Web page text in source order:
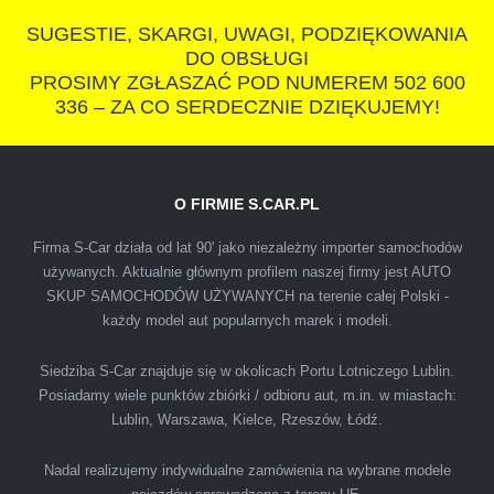
polecam s-car.pl
IZA
Polecam firmę s-car ze Świdnika. Dawno nie
podejściem. Szybko, sprawnie, w miłej
atmosferze. Nie wiedziałem, że sprzedaż
samochodu może być załatwiona tak
warunkach finansowych.
SUGESTIE, SKARGI, UWAGI, PODZIĘKOWANIA
DO OBSŁUGI
PROSIMY ZGŁASZAĆ POD NUMEREM 502 600
336 – ZA CO SERDECZNIE DZIĘKUJEMY!
O FIRMIE S.CAR.PL
Firma S-Car działa od lat 90' jako niezależny importer samochodów
używanych. Aktualnie głównym profilem naszej firmy jest AUTO
SKUP SAMOCHODÓW UŻYWANYCH na terenie całej Polski -
każdy model aut popularnych marek i modeli.
Siedziba S-Car znajduje się w okolicach Portu Lotniczego Lublin.
Posiadamy wiele punktów zbiórki / odbioru aut, m.in. w miastach:
Lublin, Warszawa, Kielce, Rzeszów, Łódź.
Nadal realizujemy indywidualne zamówienia na wybrane modele